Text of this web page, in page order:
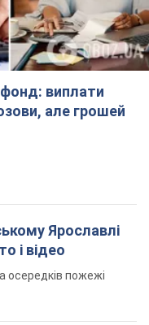
фонд: виплати
але грошей
Ярославлі
і відео
осередків пожежі